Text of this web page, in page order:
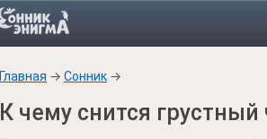
Главная → Сонник →
К чему снится грустный